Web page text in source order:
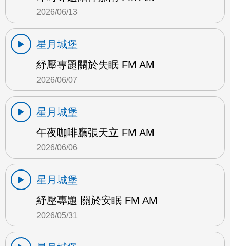
2026/06/13
星月城堡
紓壓專題關於失眠 FM AM
2026/06/07
星月城堡
午夜咖啡廳張天立 FM AM
2026/06/06
星月城堡
紓壓專題 關於安眠 FM AM
2026/05/31